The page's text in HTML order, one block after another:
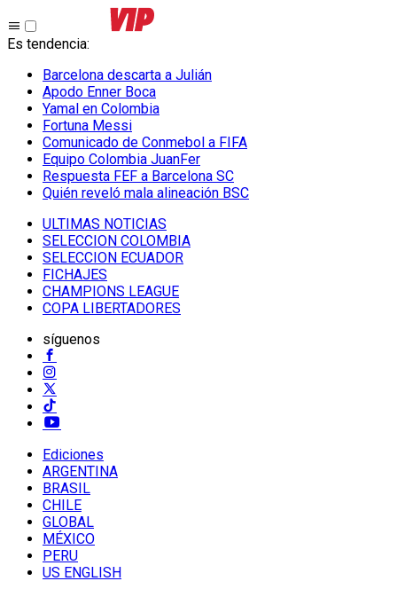
Es tendencia:
Barcelona descarta a Julián
Apodo Enner Boca
Yamal en Colombia
Fortuna Messi
Comunicado de Conmebol a FIFA
Equipo Colombia JuanFer
Respuesta FEF a Barcelona SC
Quién reveló mala alineación BSC
ULTIMAS NOTICIAS
SELECCION COLOMBIA
SELECCION ECUADOR
FICHAJES
CHAMPIONS LEAGUE
COPA LIBERTADORES
síguenos
Ediciones
ARGENTINA
BRASIL
CHILE
GLOBAL
MÉXICO
PERU
US ENGLISH